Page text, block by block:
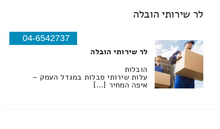
לר שירותי הובלה
04-6542737
לר שירותי הובלה
הובלות
עלות שירותי סבלות במגדל העמק –
איפה המחיר […]